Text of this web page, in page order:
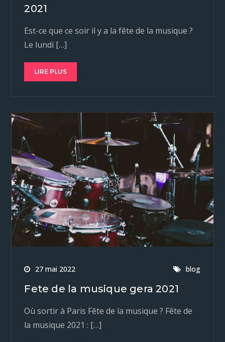
2021
Est-ce que ce soir il y a la fête de la musique ?
Le lundi […]
LIRE PLUS
27 mai 2022 blog
Fete de la musique gera 2021
Où sortir à Paris Fête de la musique ? Fête de
la musique 2021 : […]